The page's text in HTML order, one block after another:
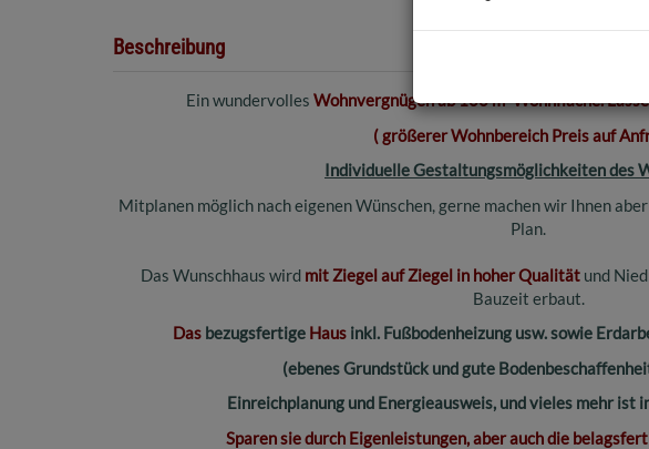
Beschreibung
Ein wundervolles Wohnvergnügen ab 100 m² Wohnfläche.
( größerer Wohnbereich Preis auf
Individuelle Gestaltungsmöglichkeiten des
Mitplanen möglich nach eigenen Wünschen, gerne machen wir Ihnen
Plan.
Das Wunschhaus wirdmit Ziegel auf Ziegel in hoher Qualitätund
Bauzeit erbaut.
Dasbezugsfertige Hausinkl. Fußbodenheizung usw. sowie
(ebenes Grundstück und gute
Einreichplanung und Energieausweis, und vieles mehr ist
Sparen sie durch Eigenleistungen, aber auch die